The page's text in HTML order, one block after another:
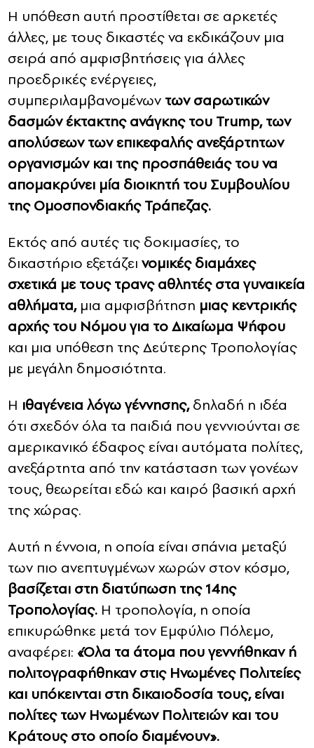
Η υπόθεση αυτή προστίθεται σε αρκετές
άλλες, με τους δικαστές να εκδικάζουν μια
σειρά από αμφισβητήσεις για άλλες
προεδρικές ενέργειες,
συμπεριλαμβανομένων των σαρωτικών
δασμών έκτακτης ανάγκης του Trump, των
απολύσεων των επικεφαλής ανεξάρτητων
οργανισμών και της προσπάθειάς του να
απομακρύνει μία διοικητή του Συμβουλίου
της Ομοσπονδιακής Τράπεζας.
Εκτός από αυτές τις δοκιμασίες, το
δικαστήριο εξετάζει νομικές διαμάχες
σχετικά με τους τρανς αθλητές στα γυναικεία
αθλήματα,μια αμφισβήτηση μιας κεντρικής
αρχής του Νόμου για το Δικαίωμα Ψήφου
και μια υπόθεση της Δεύτερης Τροπολογίας
με μεγάλη δημοσιότητα.
Η ιθαγένεια λόγω γέννησης,δηλαδή η ιδέα
ότι σχεδόν όλα τα παιδιά που γεννιούνται σε
αμερικανικό έδαφος είναι αυτόματα πολίτες,
ανεξάρτητα από την κατάσταση των γονέων
τους, θεωρείται εδώ και καιρό βασική αρχή
της χώρας.
Αυτή η έννοια, η οποία είναι σπάνια μεταξύ
των πιο ανεπτυγμένων χωρών στον κόσμο,
βασίζεται στη διατύπωση της 14ης
Τροπολογίας. Η τροπολογία, η οποία
επικυρώθηκε μετά τον Εμφύλιο Πόλεμο,
αναφέρει: «Όλα τα άτομα που γεννήθηκαν ή
πολιτογραφήθηκαν στις Ηνωμένες Πολιτείες
και υπόκεινται στη δικαιοδοσία τους, είναι
πολίτες των Ηνωμένων Πολιτειών και του
Κράτους στο οποίο διαμένουν».